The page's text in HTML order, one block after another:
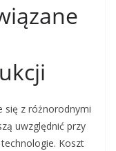
się z różnorodnymi
uwzględnić przy
Koszt